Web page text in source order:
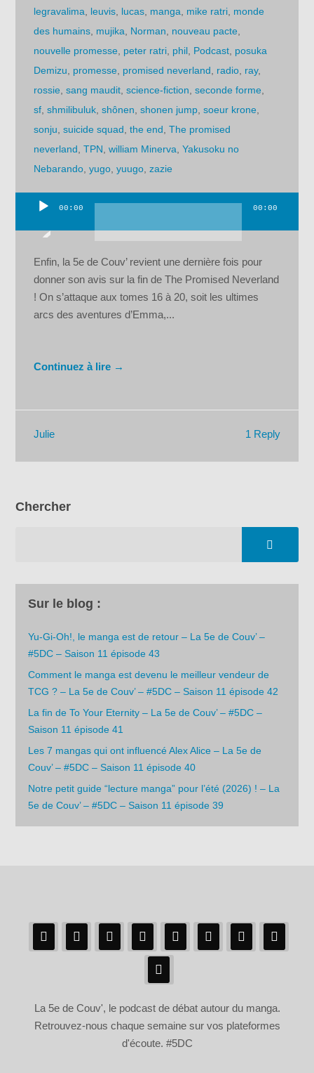
legravalima
leuvis lucas manga mike ratri monde
des humains mujika Norman nouveau pacte
nouvelle promesse peter ratri phil Podcast posuka
Demizu
promesse promised neverland radio ray,
rossie ,sang maudit ,science-fiction ,seconde forme
sf ,shmilibuluk ,shônen ,shonen jump ,soeur krone
sonju ,suicide squad ,the end ,The promised
neverland ,TPN ,william Minerva ,Yakusoku no
Nebarando ,yugo ,yuugo ,zazie
00:00 00:00
Enfin, la 5e de Couv’ revient une dernière fois pour
donner son avis sur la fin de The Promised Neverland
! On s’attaque aux tomes 16 à 20, soit les ultimes
arcs des aventures d’Emma,...
Continuez à lire →
1 Reply
Julie
Chercher
Sur le blog :
Yu-Gi-Oh!, le manga est de retour – La 5e de Couv’ –
#5DC – Saison 11 épisode 43
Comment le manga est devenu le meilleur vendeur de
TCG ? – La 5e de Couv’ – #5DC – Saison 11 épisode 42
La fin de To Your Eternity – La 5e de Couv’ – #5DC –
Saison 11 épisode 41
Les 7 mangas qui ont influencé Alex Alice – La 5e de
Couv’ – #5DC – Saison 11 épisode 40
Notre petit guide “lecture manga” pour l’été (2026) ! – La
5e de Couv’ – #5DC – Saison 11 épisode 39
La 5e de Couv', le podcast de débat autour du manga.
Retrouvez-nous chaque semaine sur vos plateformes
d'écoute. #5DC